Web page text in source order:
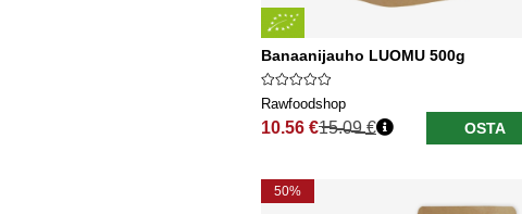
Banaanijauho LUOMU 500g
Rawfoodshop
10.56 €
Normaali hinta
15.09 € OSTA
50%